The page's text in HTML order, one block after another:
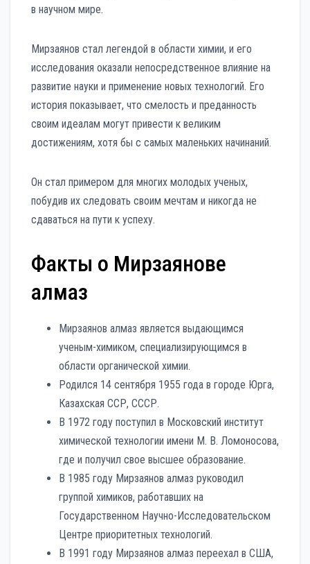
в научном мире.
Мирзаянов стал легендой в области химии, и его
исследования оказали непосредственное влияние на
развитие науки и применение новых технологий. Его
история показывает, что смелость и преданность
своим идеалам могут привести к великим
достижениям, хотя бы с самых маленьких начинаний.
Он стал примером для многих молодых ученых,
побудив их следовать своим мечтам и никогда не
сдаваться на пути к успеху.
Факты о Мирзаянове
алмаз
Мирзаянов алмаз является выдающимся
ученым-химиком, специализирующимся в
области органической химии.
Родился 14 сентября 1955 года в городе Юрга,
Казахская ССР, СССР.
В 1972 году поступил в Московский институт
химической технологии имени М. В. Ломоносова,
где и получил свое высшее образование.
В 1985 году Мирзаянов алмаз руководил
группой химиков, работавших на
Государственном Научно-Исследовательском
Центре приоритетных технологий.
В 1991 году Мирзаянов алмаз переехал в США,